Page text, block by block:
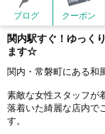
ブログ クーポン
関内駅すぐ！ゆっく
ます☆
関内・常磐町にある和
素敵な女性スタッフが
落着いた綺麗な店内で
す。